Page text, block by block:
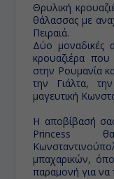
Θρυλική
θάλασσας με
Πειραιά.
Δύο μοναδικές
κρουαζιέρα
στην Ρουμανία
την Γιάλτα,
μαγευτική
Η αποβίβασή
Princess
μπαχαρικών,
παραμονή για να